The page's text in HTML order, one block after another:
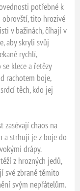
potřebné k
obrovští, tito hrozivé
v bažinách, číhají v
aby skryli svůj
rychlí,
klece a řetězy
rachotem boje,
těch, kdo jej
zasévají chaos na
a strhují je z boje do
drápy.
z hrozných jedů,
své zbraně těmito
svým nepřátelům.